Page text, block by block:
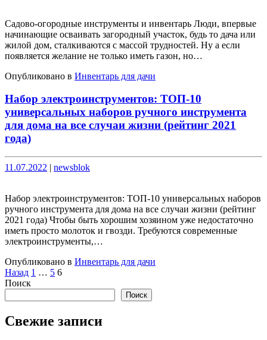
Садово-огородные инструменты и инвентарь Люди, впервые
начинающие осваивать загородный участок, будь то дача или
жилой дом, сталкиваются с массой трудностей. Ну а если
появляется желание не только иметь газон, но…
Опубликовано в Инвентарь для дачи
Набор электроинструментов: ТОП-10
универсальных наборов ручного инструмента
для дома на все случаи жизни (рейтинг 2021
года)
Опубликовано
11.07.2022 | Опубликовано
newsblok
Набор электроинструментов: ТОП-10 универсальных наборов
ручного инструмента для дома на все случаи жизни (рейтинг
2021 года) Чтобы быть хорошим хозяином уже недостаточно
иметь просто молоток и гвозди. Требуются современные
электроинструменты,…
Опубликовано в Инвентарь для дачи
Пагинация
записей
Назад 1 … 5 6
Поиск
Поиск
Свежие записи